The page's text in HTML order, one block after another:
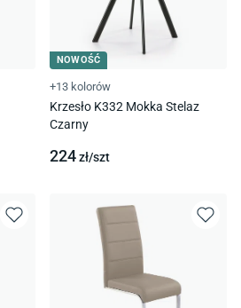
NOWOŚĆ
+13 kolorów
Krzesło K332 Mokka Stelaz
Czarny
224zł/szt